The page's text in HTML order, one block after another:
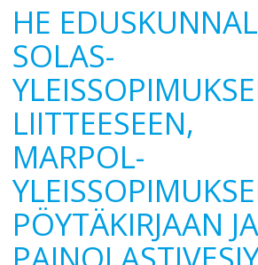
HE
SOLAS-
LIITTEESEEN,
MARPOL-
PÖYTÄKIRJAAN JA